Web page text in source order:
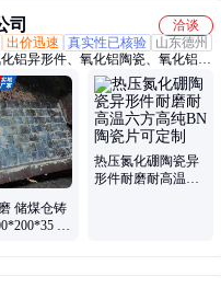
司
洽谈
出价迅速 真实性已核验
山东德州
铝异形件、氧化铝陶瓷、氧化铝陶
瓷马赛克、陶瓷复合板、氧化铝陶
量聚乙烯板、铸石弯头、铸石管
硅板
储煤仓铸
耐
热压氮化硼陶瓷异
形件耐磨耐高温六